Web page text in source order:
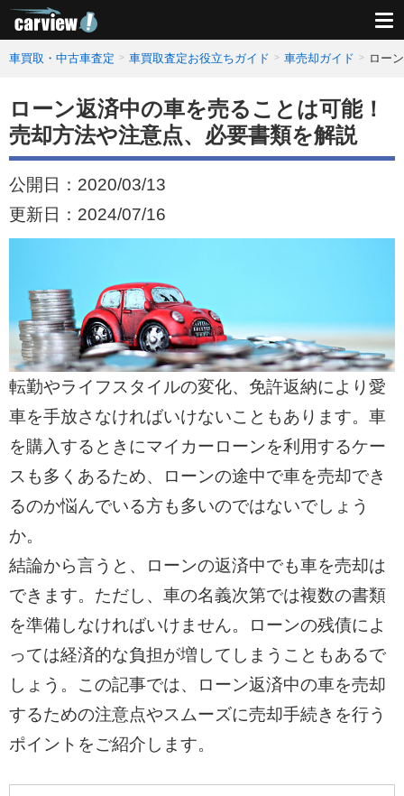
車買取・中古車査定 車買取査定お役立ちガイド 車売却ガイド ロー
ローン返済中の車を売ることは可能！
売却方法や注意点、必要書類を解説
公開日： 2020/03/13
更新日： 2024/07/16
転勤やライフスタイルの変化、免許返納により愛
車を手放さなければいけないこともあります。車
を購入するときにマイカーローンを利用するケー
スも多くあるため、ローンの途中で車を売却でき
るのか悩んでいる方も多いのではないでしょう
か。
結論から言うと、ローンの返済中でも車を売却は
できます。ただし、車の名義次第では複数の書類
を準備しなければいけません。ローンの残債によ
っては経済的な負担が増してしまうこともあるで
しょう。この記事では、ローン返済中の車を売却
するための注意点やスムーズに売却手続きを行う
ポイントをご紹介します。